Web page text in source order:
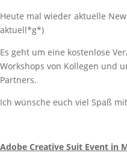
Heute mal wieder aktuelle
aktuell*g*)
Es geht um eine kostenlose
Workshops von Kollegen und
Partners.
Ich wünsche euch viel Spaß
Adobe Creative Suit Event in